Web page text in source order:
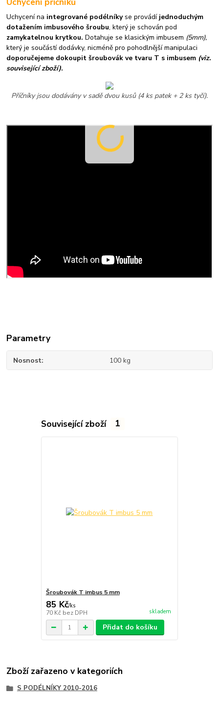
Uchycení na integrované podélníkyse provádí jednoduchým
dotažením imbusového šroubu, který je schován pod
zamykatelnou krytkou.Dotahuje se klasickým imbusem (5mm),
který je součástí dodávky, nicméně pro pohodlnější manipulaci
doporučejeme dokoupit šroubovák ve tvaru T s imbusem (viz.
související zboží).
Příčníky jsou dodávány v sadě dvou kusů (4 ks patek + 2 ks tyčí).
Parametry
Nosnost 100 kg
Související zboží 1
Šroubovák T imbus 5 mm
85 Kč/ks
70 Kč bez DPH skladem
Přidat do košíku
Zboží zařazeno v kategoriích
S PODÉLNÍKY 2010-2016